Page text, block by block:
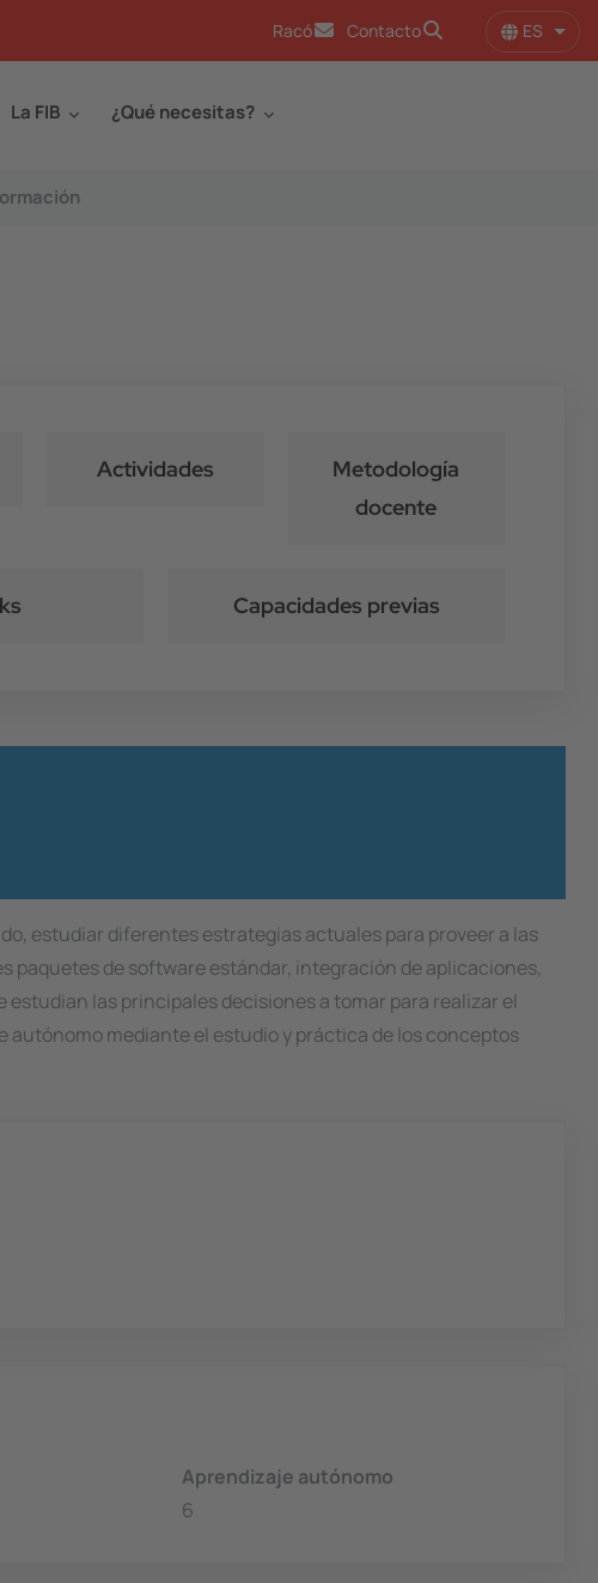
Racó Contacto ES
La FIB ¿Qué necesitas?
Actividades
Metodología
docente
Capacidades previas
estudiar diferentes estrategias actuales para proveer a las
paquetes de software estándar, integración de aplicaciones,
las principales decisiones a tomar para realizar el
autónomo mediante el estudio y práctica de los conceptos
Aprendizaje autónomo
6